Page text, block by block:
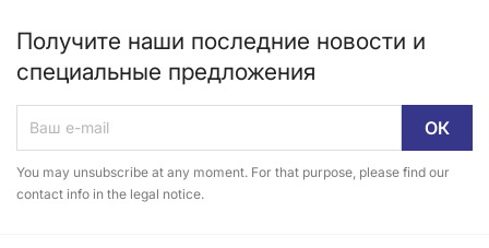
Получите наши последние новости и
специальные предложения
You may unsubscribe at any moment. For that purpose, please find our
contact info in the legal notice.